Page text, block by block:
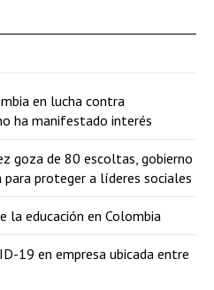
en lucha contra
ha manifestado interés
goza de 80 escoltas, gobierno
para proteger a líderes sociales
la educación en Colombia
19 en empresa ubicada entre